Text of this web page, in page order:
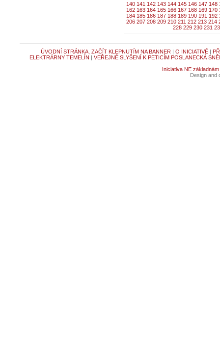
140 141 142 143 144 145 146 147 148
162 163 164 165 166 167 168 169 170
184 185 186 187 188 189 190 191 192
206 207 208 209 210 211 212 213 214
228 229 230 231
ÚVODNÍ STRÁNKA, ZAČÍT KLEPNUTÍM NA BANNER | O INICIATIVĚ|
ELEKTRÁRNY TEMELÍN | VEŘEJNÉ SLYŠENÍ K PETICÍM POSLANECKÁ
Iniciativa NE základnám
Design and